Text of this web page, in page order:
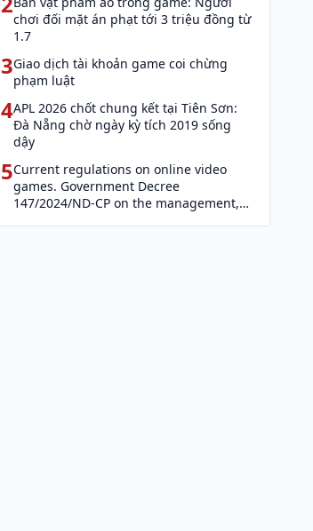
chơi đối mặt án phạt tới 3 triệu đồng từ
1.7
3Giao dịch tài khoản game coi chừng
phạm luật
4APL 2026 chốt chung kết tại Tiên Sơn:
Đà Nẵng chờ ngày kỳ tích 2019 sống
dậy
5Current regulations on online video
games. Government Decree
147/2024/ND-CP on the management,